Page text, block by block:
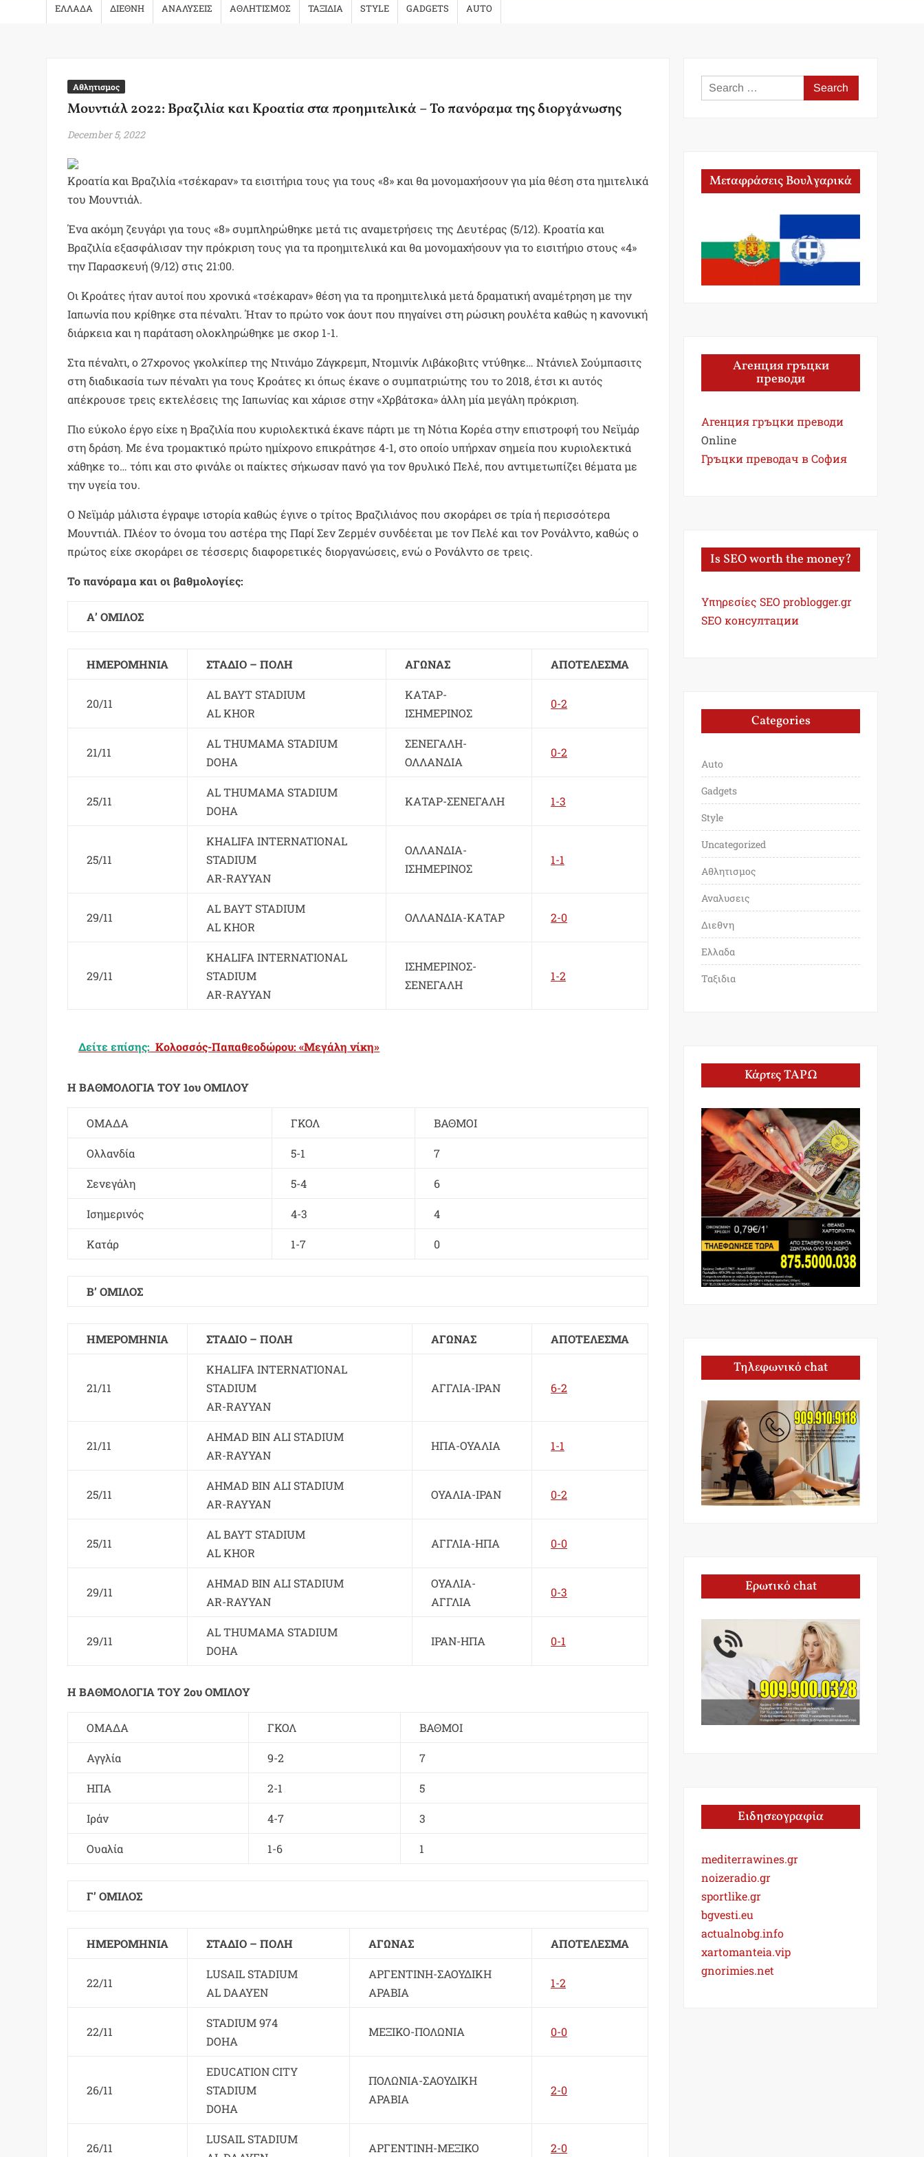
ΕΛΛΑΔΑ ΔΙΕΘΝΗ ΑΝΑΛΥΣΕΙΣ ΑΘΛΗΤΙΣΜΟΣ ΤΑΞΙΔΙΑ STYLE GADGETS AUTO
Αθλητισμος
Μουντιάλ 2022: Βραζιλία και Κροατία στα προημιτελικά – Το πανόραμα της διοργάνωσης
December 5, 2022
Κροατία και Βραζιλία «τσέκαραν» τα εισιτήρια τους για τους «8» και θα μονομαχήσουν για μία θέση στα ημιτελικά
του Μουντιάλ.
Ένα ακόμη ζευγάρι για τους «8» συμπληρώθηκε μετά τις αναμετρήσεις της Δευτέρας (5/12). Κροατία και
Βραζιλία εξασφάλισαν την πρόκριση τους για τα προημιτελικά και θα μονομαχήσουν για το εισιτήριο στους «4»
την Παρασκευή (9/12) στις 21:00.
Οι Κροάτες ήταν αυτοί που χρονικά «τσέκαραν» θέση για τα προημιτελικά μετά δραματική αναμέτρηση με την
Ιαπωνία που κρίθηκε στα πέναλτι. Ήταν το πρώτο νοκ άουτ που πηγαίνει στη ρώσικη ρουλέτα καθώς η κανονική
διάρκεια και η παράταση ολοκληρώθηκε με σκορ 1-1.
Στα πέναλτι, o 27χρονος γκολκίπερ της Ντινάμο Ζάγκρεμπ, Ντομινίκ Λιβάκοβιτς ντύθηκε… Ντάνιελ Σούμπασιτς
στη διαδικασία των πέναλτι για τους Κροάτες κι όπως έκανε ο συμπατριώτης του το 2018, έτσι κι αυτός
απέκρουσε τρεις εκτελέσεις της Ιαπωνίας και χάρισε στην «Χρβάτσκα» άλλη μία μεγάλη πρόκριση.
Πιο εύκολο έργο είχε η Βραζιλία που κυριολεκτικά έκανε πάρτι με τη Νότια Κορέα στην επιστροφή του Νεϊμάρ
στη δράση. Με ένα τρομακτικό πρώτο ημίχρονο επικράτησε 4-1, στο οποίο υπήρχαν σημεία που κυριολεκτικά
χάθηκε το… τόπι και στο φινάλε οι παίκτες σήκωσαν πανό για τον θρυλικό Πελέ, που αντιμετωπίζει θέματα με
την υγεία του.
Ο Νεϊμάρ μάλιστα έγραψε ιστορία καθώς έγινε ο τρίτος Βραζιλιάνος που σκοράρει σε τρία ή περισσότερα
Μουντιάλ. Πλέον το όνομα του αστέρα της Παρί Σεν Ζερμέν συνδέεται με τον Πελέ και τον Ρονάλντο, καθώς ο
πρώτος είχε σκοράρει σε τέσσερις διαφορετικές διοργανώσεις, ενώ ο Ρονάλντο σε τρεις.
Το πανόραμα και οι βαθμολογίες:
Α’ ΟΜΙΛΟΣ
ΗΜΕΡΟΜΗΝΙΑ ΣΤΑΔΙΟ – ΠΟΛΗ ΑΓΩΝΑΣ ΑΠΟΤΕΛΕΣΜΑ
20/11
AL BAYT STADIUM
AL KHOR
ΚΑΤΑΡ-
ΙΣΗΜΕΡΙΝΟΣ
0-2
21/11
AL THUMAMA STADIUM
DOHA
ΣΕΝΕΓΑΛΗ-
ΟΛΛΑΝΔΙΑ
0-2
25/11
AL THUMAMA STADIUM
DOHA
ΚΑΤΑΡ-ΣΕΝΕΓΑΛΗ 1-3
25/11
KHALIFA INTERNATIONAL
STADIUM
AR-RAYYAN
ΟΛΛΑΝΔΙΑ-
ΙΣΗΜΕΡΙΝΟΣ
1-1
29/11
AL BAYT STADIUM
AL KHOR
ΟΛΛΑΝΔΙΑ-ΚΑΤΑΡ 2-0
29/11
KHALIFA INTERNATIONAL
STADIUM
AR-RAYYAN
ΙΣΗΜΕΡΙΝΟΣ-
ΣΕΝΕΓΑΛΗ
1-2
Δείτε επίσης: Κολοσσός-Παπαθεοδώρου: «Μεγάλη νίκη»
Η ΒΑΘΜΟΛΟΓΙΑ ΤΟΥ 1ου ΟΜΙΛΟΥ
ΟΜΑΔΑ ΓΚΟΛ ΒΑΘΜΟΙ
Ολλανδία 5-1 7
Σενεγάλη 5-4 6
Ισημερινός 4-3 4
Κατάρ 1-7 0
Β’ ΟΜΙΛΟΣ
ΗΜΕΡΟΜΗΝΙΑ ΣΤΑΔΙΟ – ΠΟΛΗ ΑΓΩΝΑΣ ΑΠΟΤΕΛΕΣΜΑ
21/11
KHALIFA INTERNATIONAL
STADIUM
AR-RAYYAN
ΑΓΓΛΙΑ-ΙΡΑΝ 6-2
21/11
AHMAD BIN ALI STADIUM
AR-RAYYAN
ΗΠΑ-ΟΥΑΛΙΑ 1-1
25/11
AHMAD BIN ALI STADIUM
AR-RAYYAN
ΟΥΑΛΙΑ-ΙΡΑΝ 0-2
25/11
AL BAYT STADIUM
AL KHOR
ΑΓΓΛΙΑ-ΗΠΑ 0-0
29/11
AHMAD BIN ALI STADIUM
AR-RAYYAN
ΟΥΑΛΙΑ-
ΑΓΓΛΙΑ
0-3
29/11
AL THUMAMA STADIUM
DOHA
ΙΡΑΝ-ΗΠΑ 0-1
Η ΒΑΘΜΟΛΟΓΙΑ ΤΟΥ 2ου ΟΜΙΛΟΥ
ΟΜΑΔΑ ΓΚΟΛ ΒΑΘΜΟΙ
Αγγλία 9-2 7
ΗΠΑ 2-1 5
Ιράν 4-7 3
Ουαλία 1-6 1
Γ’ ΟΜΙΛΟΣ
ΗΜΕΡΟΜΗΝΙΑ ΣΤΑΔΙΟ – ΠΟΛΗ ΑΓΩΝΑΣ ΑΠΟΤΕΛΕΣΜΑ
22/11
LUSAIL STADIUM
AL DAAYEN
ΑΡΓΕΝΤΙΝΗ-ΣΑΟΥΔΙΚΗ
ΑΡΑΒΙΑ
1-2
22/11
STADIUM 974
DOHA
ΜΕΞΙΚΟ-ΠΟΛΩΝΙΑ 0-0
26/11
EDUCATION CITY
STADIUM
DOHA
ΠΟΛΩΝΙΑ-ΣΑΟΥΔΙΚΗ
ΑΡΑΒΙΑ
2-0
26/11
LUSAIL STADIUM
ΑΡΓΕΝΤΙΝΗ-ΜΕΞΙΚΟ 2-0
Search
for:
Μεταφράσεις Βουλγαρικά
Агенция гръцки
преводи
Агенция гръцки преводи
Online
Гръцки преводач в София
Is SEO worth the money?
Υπηρεσίες SEO problogger.gr
SEO консултации
Categories
Auto
Gadgets
Style
Uncategorized
Αθλητισμος
Αναλυσεις
Διεθνη
Ελλαδα
Ταξιδια
Κάρτες ΤΑΡΩ
Τηλεφωνικό chat
Ερωτικό chat
Ειδησεογραφία
mediterrawines.gr
noizeradio.gr
sportlike.gr
bgvesti.eu
actualnobg.info
xartomanteia.vip
gnorimies.net